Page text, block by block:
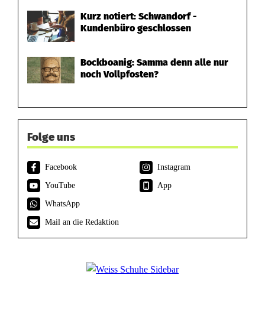
Kurz notiert: Schwandorf -
Kundenbüro geschlossen
Bockboanig: Samma denn alle nur
noch Vollpfosten?
Folge uns
Facebook
Instagram
YouTube
App
WhatsApp
Mail an die Redaktion